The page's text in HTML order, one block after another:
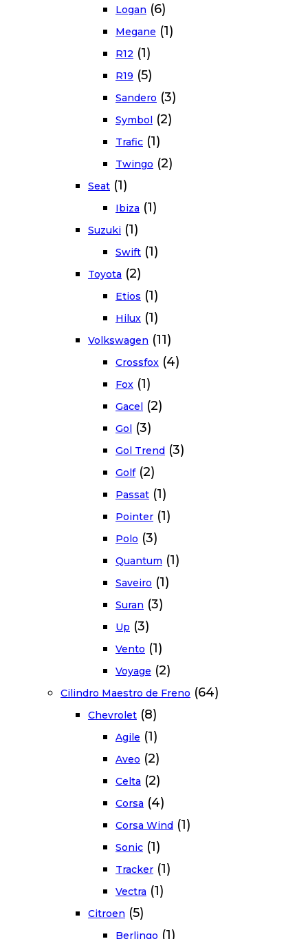
Logan (6)
Megane (1)
R12 (1)
R19 (5)
Sandero (3)
Symbol (2)
Trafic (1)
Twingo (2)
Seat (1)
Ibiza (1)
Suzuki (1)
Swift (1)
Toyota (2)
Etios (1)
Hilux (1)
Volkswagen (11)
Crossfox (4)
Fox (1)
Gacel (2)
Gol (3)
Gol Trend (3)
Golf (2)
Passat (1)
Pointer (1)
Polo (3)
Quantum (1)
Saveiro (1)
Suran (3)
Up (3)
Vento (1)
Voyage (2)
Cilindro Maestro de Freno (64)
Chevrolet (8)
Agile (1)
Aveo (2)
Celta (2)
Corsa (4)
Corsa Wind (1)
Sonic (1)
Tracker (1)
Vectra (1)
Citroen (5)
Berlingo (1)